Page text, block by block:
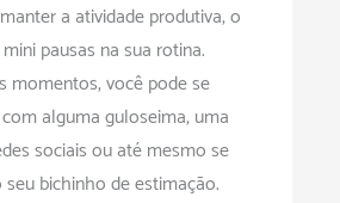
a atividade produtiva, o
pausas na sua rotina.
momentos, você pode se
alguma guloseima, uma
sociais ou até mesmo se
bichinho de estimação.